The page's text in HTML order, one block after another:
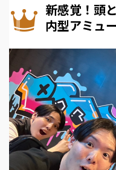
新感覚！頭
内型アミュ